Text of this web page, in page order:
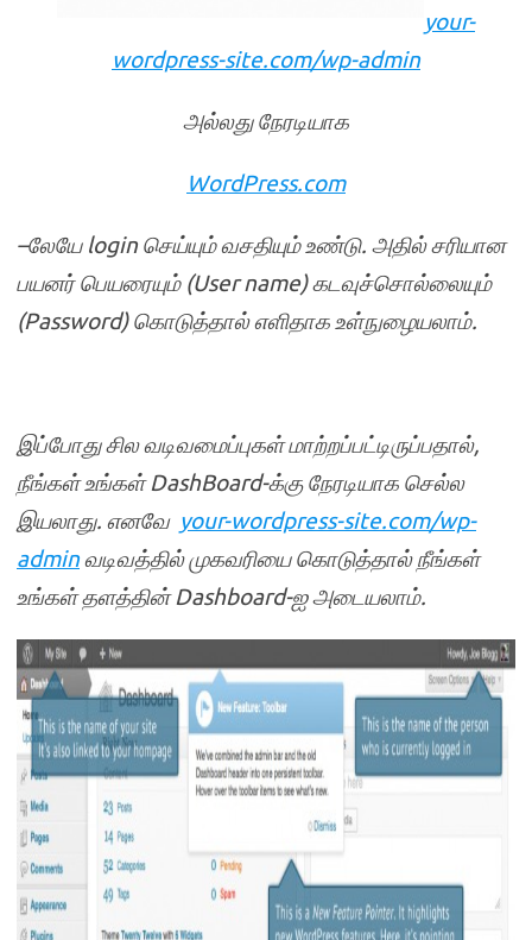
your-
wordpress-site.com/wp-admin
அல்லது நேரடியாக
WordPress.com
–லேயே loginசெய்யும்வசதியும் உண்டு. அதில்சரியான
பயனர் பெயரையும் (User name)கடவுச்சொல்லையும்
(Password)கொடுத்தால்எளிதாக உள்நுழையலாம்.
இப்போதுசிலவடிவமைப்புகள்மாற்றப்பட்டிருப்பதால்,
நீங்கள் உங்கள் DashBoard-க்கு நேரடியாக செல்ல
இயலாது. எனவே your-wordpress-site.com/wp-
adminவடிவத்தில்முகவரியை கொடுத்தால் நீங்கள்
உங்கள்தளத்தின் Dashboard-ஐஅடையலாம்.